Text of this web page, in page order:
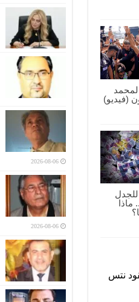
لمحمد
(فيديو)
ماذا
بجانب 7 متابعات، ليقود نتس
2026-08-06
2026-08-06